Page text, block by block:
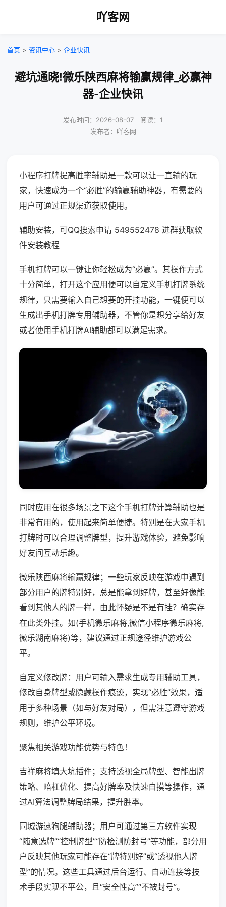
吖客网
首页 > 资讯中心 > 企业快讯
避坑通晓!微乐陕西麻将输赢规律_必赢神
器-企业快讯
发布时间：2026-08-07｜阅读：1
发布者：吖客网
小程序打牌提高胜率辅助是一款可以让一直输的玩
家，快速成为一个“必胜”的输赢辅助神器，有需要的
用户可通过正规渠道获取使用。
辅助安装，可QQ搜索申请 549552478 进群获取软
件安装教程
手机打牌可以一键让你轻松成为“必赢”。其操作方式
十分简单，打开这个应用便可以自定义手机打牌系统
规律，只需要输入自己想要的开挂功能，一键便可以
生成出手机打牌专用辅助器，不管你是想分享给好友
或者使用手机打牌AI辅助都可以满足需求。
同时应用在很多场景之下这个手机打牌计算辅助也是
非常有用的，使用起来简单便捷。特别是在大家手机
打牌时可以合理调整牌型，提升游戏体验，避免影响
好友间互动乐趣。
微乐陕西麻将输赢规律；一些玩家反映在游戏中遇到
部分用户的牌特别好，总是能拿到好牌，甚至好像能
看到其他人的牌一样，由此怀疑是不是有挂？确实存
在此类外挂。如(手机微乐麻将,微信小程序微乐麻将,
微乐湖南麻将)等，建议通过正规途径维护游戏公
平。
自定义修改牌：用户可输入需求生成专用辅助工具，
修改自身牌型或隐藏操作痕迹，实现“必胜”效果，适
用于多种场景（如与好友对局），但需注意遵守游戏
规则，维护公平环境。
聚焦相关游戏功能优势与特色！
吉祥麻将填大坑插件；支持透视全局牌型、智能出牌
策略、暗杠优化、提高好牌率及快速自摸等操作，通
过AI算法调整牌局结果，提升胜率。
同城游逮狗腿辅助器；用户可通过第三方软件实现
“随意选牌”“控制牌型”“防检测防封号”等功能，部分用
户反映其他玩家可能存在“牌特别好”或“透视他人牌
型”的情况。这些工具通过后台运行、自动连接等技
术手段实现不平公，且“安全性高”“不被封号”。